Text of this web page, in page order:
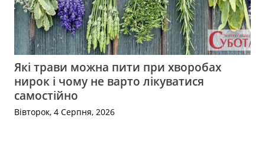
Які трави можна пити при хворобах
нирок і чому не варто лікуватися
самостійно
Вівторок, 4 Серпня, 2026